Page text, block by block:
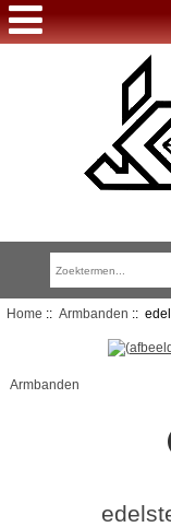
Home :: Armbanden ::
Armbanden